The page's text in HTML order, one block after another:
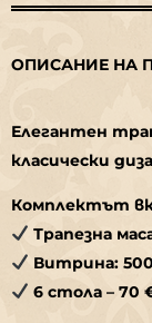
ОПИСАНИЕ НА
Елегантен
класически
Комплектът
Трапезна
Витрина:
6 стола – 70